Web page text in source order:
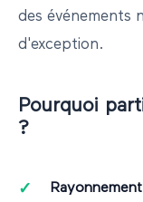
des événements
d'exception.
Pourquoi
?